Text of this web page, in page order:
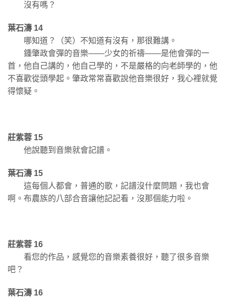
沒有嗎？
葉石濤 14
哪知道？（笑）不知道有沒有，那很難講。
鍾肇政會彈的音樂——少女的祈禱——是他會彈的一
首，他自己講的，他自己學的，不是嚴格的向老師學的，他
不喜歡從頭學起。肇政常常喜歡說他音樂很好，我心裡就覺
得懷疑。
莊紫蓉 15
他說聽到音樂就會記譜。
葉石濤 15
這每個人都會，普通的歌，記譜沒什麼問題，我也會
啊。布農族的八部合音讓他記記看，沒那個能力啦。
莊紫蓉 16
看您的作品，感覺您的音樂素養很好，聽了很多音樂
吧？
葉石濤 16